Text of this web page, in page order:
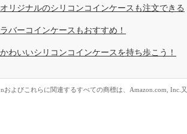
オリジナルのシリコンコインケースも注文できる
ラバーコインケースもおすすめ！
かわいいシリコンコインケースを持ち歩こう！
およびこれらに関連するすべての商標は、Amazon.com, Inc.